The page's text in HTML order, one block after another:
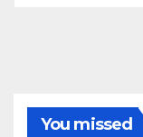
You missed